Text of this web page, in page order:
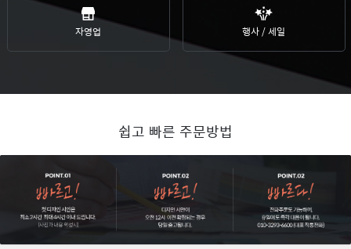
자영업 행사 / 세일
쉽고 빠른 주문방법